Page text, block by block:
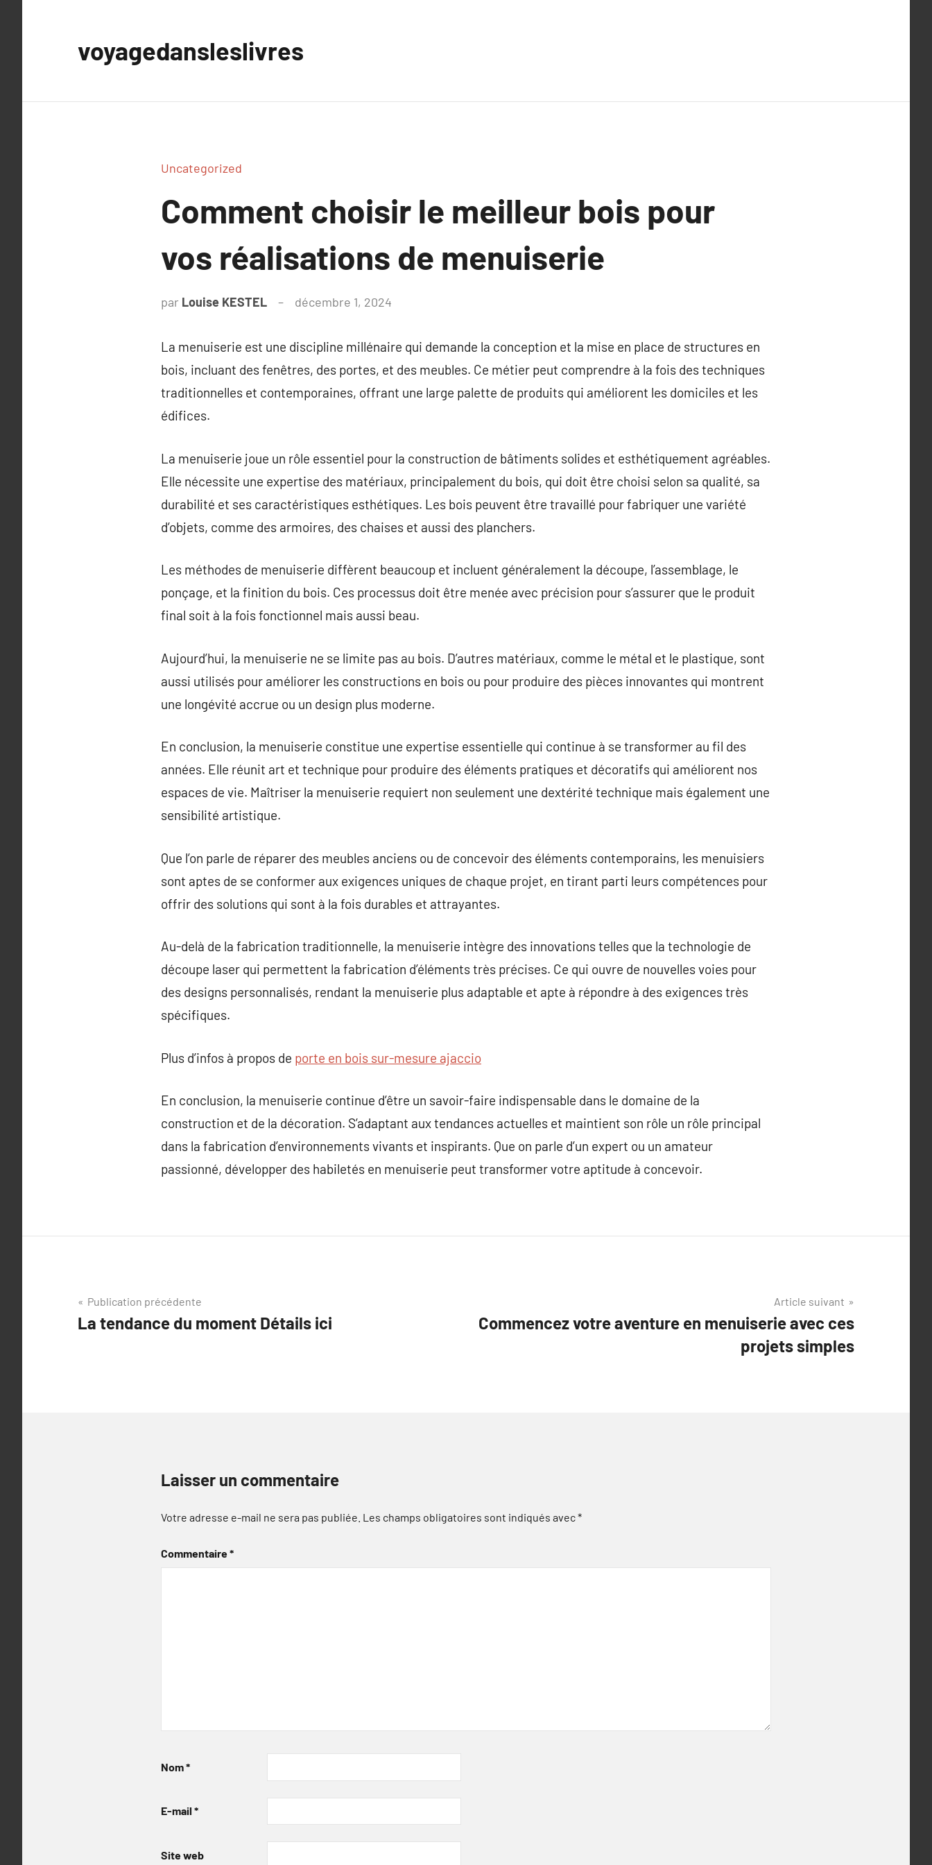
voyagedansleslivres
Uncategorized
Comment choisir le meilleur bois pour
vos réalisations de menuiserie
par Louise KESTEL décembre 1, 2024
La menuiserie est une discipline millénaire qui demande la conception et la mise en place de structures en
bois, incluant des fenêtres, des portes, et des meubles. Ce métier peut comprendre à la fois des techniques
traditionnelles et contemporaines, offrant une large palette de produits qui améliorent les domiciles et les
édifices.
La menuiserie joue un rôle essentiel pour la construction de bâtiments solides et esthétiquement agréables.
Elle nécessite une expertise des matériaux, principalement du bois, qui doit être choisi selon sa qualité, sa
durabilité et ses caractéristiques esthétiques. Les bois peuvent être travaillé pour fabriquer une variété
d’objets, comme des armoires, des chaises et aussi des planchers.
Les méthodes de menuiserie diffèrent beaucoup et incluent généralement la découpe, l’assemblage, le
ponçage, et la finition du bois. Ces processus doit être menée avec précision pour s’assurer que le produit
final soit à la fois fonctionnel mais aussi beau.
Aujourd’hui, la menuiserie ne se limite pas au bois. D’autres matériaux, comme le métal et le plastique, sont
aussi utilisés pour améliorer les constructions en bois ou pour produire des pièces innovantes qui montrent
une longévité accrue ou un design plus moderne.
En conclusion, la menuiserie constitue une expertise essentielle qui continue à se transformer au fil des
années. Elle réunit art et technique pour produire des éléments pratiques et décoratifs qui améliorent nos
espaces de vie. Maîtriser la menuiserie requiert non seulement une dextérité technique mais également une
sensibilité artistique.
Que l’on parle de réparer des meubles anciens ou de concevoir des éléments contemporains, les menuisiers
sont aptes de se conformer aux exigences uniques de chaque projet, en tirant parti leurs compétences pour
offrir des solutions qui sont à la fois durables et attrayantes.
Au-delà de la fabrication traditionnelle, la menuiserie intègre des innovations telles que la technologie de
découpe laser qui permettent la fabrication d’éléments très précises. Ce qui ouvre de nouvelles voies pour
des designs personnalisés, rendant la menuiserie plus adaptable et apte à répondre à des exigences très
spécifiques.
Plus d’infos à propos de porte en bois sur-mesure ajaccio
En conclusion, la menuiserie continue d’être un savoir-faire indispensable dans le domaine de la
construction et de la décoration. S’adaptant aux tendances actuelles et maintient son rôle un rôle principal
dans la fabrication d’environnements vivants et inspirants. Que on parle d’un expert ou un amateur
passionné, développer des habiletés en menuiserie peut transformer votre aptitude à concevoir.
Navigation
de
Publication précédente
La tendance du moment Détails ici
Article suivant
Commencez votre aventure en menuiserie avec ces
projets simples
Laisser un commentaire
Votre adresse e-mail ne sera pas publiée. Les champs obligatoires sont indiqués avec*
Commentaire*
Nom*
E-mail *
Site web